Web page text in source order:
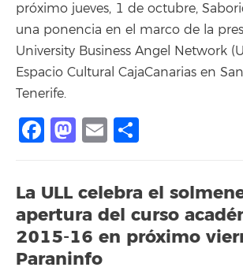
próximo jueves, 1 de octubre,
una ponencia en el marco de la
University Business Angel Network
Espacio Cultural CajaCanarias en
Tenerife.
Facebook
Mastodon
Email
La ULL celebra el
apertura del curso
2015-16 en próximo
Paraninfo